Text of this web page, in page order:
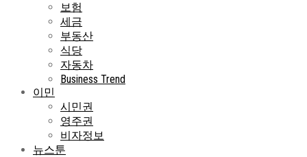
보험
세금
부동산
식당
자동차
Business Trend
이민
시민권
영주권
비자정보
뉴스툰